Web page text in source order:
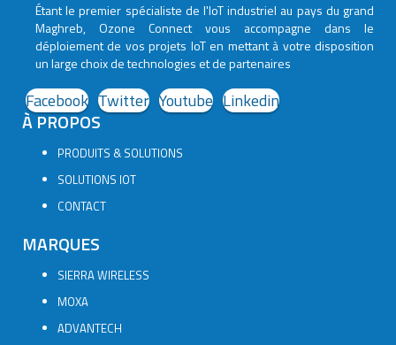
Étant le premier spécialiste de l'IoT industriel au pays du grand
Maghreb, Ozone Connect vous accompagne dans le
déploiement de vos projets IoT en mettant à votre disposition
un large choix de technologies et de partenaires
Facebook Twitter Youtube Linkedin
À PROPOS
PRODUITS & SOLUTIONS
SOLUTIONS IOT
CONTACT
MARQUES
SIERRA WIRELESS
MOXA
ADVANTECH